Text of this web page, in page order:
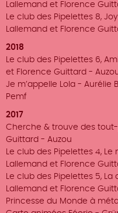
Lallemand et Florence
Le club des Pipelettes 8,
Lallemand et Florence
2018
Le club des Pipelettes 6,
et Florence Guittard -
Je m’appelle Lola -
Pemf
2017
Cherche & trouve des
Guittard - Auzou
Le club des Pipelettes 4,
Lallemand et Florence
Le club des Pipelettes 5,
Lallemand et Florence
Princesse du Monde à